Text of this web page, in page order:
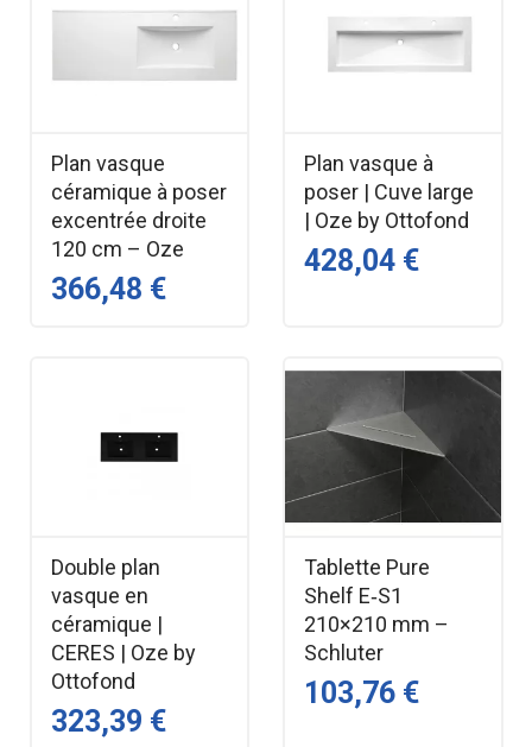
Plan vasque
céramique à poser
excentrée droite
120 cm – Oze
366,48 €
Plan vasque à
poser | Cuve large
| Oze by Ottofond
428,04 €
Double plan
vasque en
céramique |
CERES | Oze by
Ottofond
323,39 €
Tablette Pure
Shelf E‑S1
210×210 mm –
Schluter
103,76 €